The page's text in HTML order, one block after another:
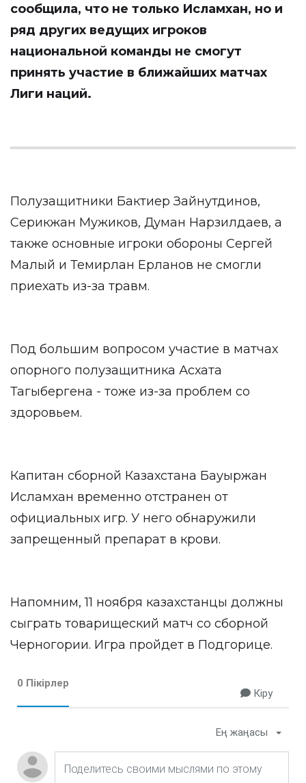
сообщила, что не только Исламхан, но и
ряд других ведущих игроков
национальной команды не смогут
принять участие в ближайших матчах
Лиги наций.
Полузащитники Бактиер Зайнутдинов,
Серикжан Мужиков, Думан Нарзилдаев, а
также основные игроки обороны Сергей
Малый и Темирлан Ерланов не смогли
приехать из-за травм.
Под большим вопросом участие в матчах
опорного полузащитника Асхата
Тагыбергена - тоже из-за проблем со
здоровьем.
Капитан сборной Казахстана Бауыржан
Исламхан временно отстранен от
официальных игр. У него обнаружили
запрещенный препарат в крови.
Напомним, 11 ноября казахстанцы должны
сыграть товарищеский матч со сборной
Черногории. Игра пройдет в Подгорице.
0 Пікірлер
Кіру
Ең жаңасы